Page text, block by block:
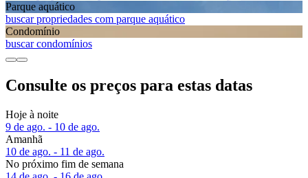
Parque aquático
buscar propriedades com parque aquático
Condomínio
buscar condomínios
Consulte os preços para estas datas
Hoje à noite
9 de ago. - 10 de ago.
Amanhã
10 de ago. - 11 de ago.
No próximo fim de semana